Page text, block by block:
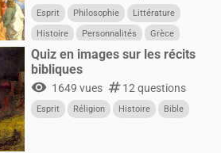
Esprit Philosophie
Littérature
Histoire
Personnalités Grèce
Quiz en images sur les récits
bibliques
visibility 1649 vues numbers12 questions
Esprit Réligion Histoire Bible